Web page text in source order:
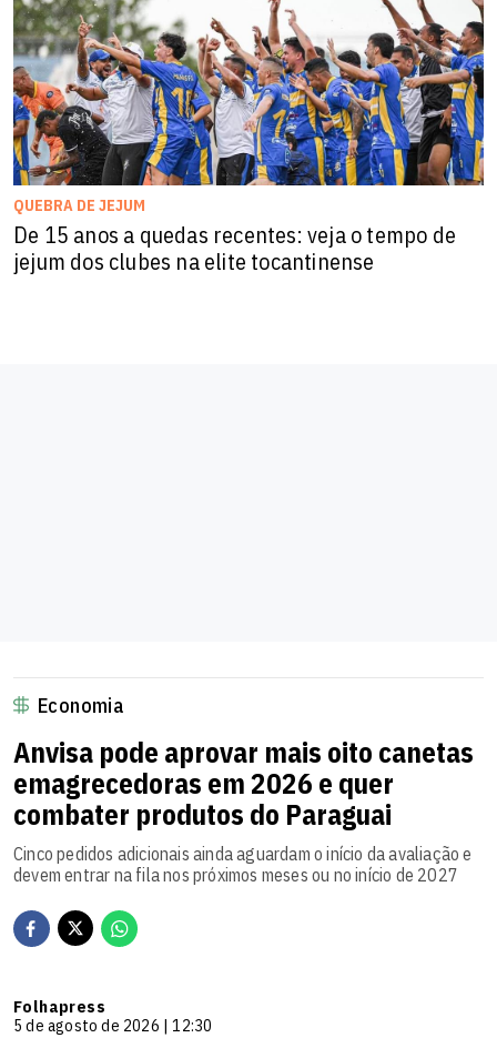
QUEBRA DE JEJUM
De 15 anos a quedas recentes: veja o tempo de
jejum dos clubes na elite tocantinense
Economia
Anvisa pode aprovar mais oito canetas
emagrecedoras em 2026 e quer
combater produtos do Paraguai
Cinco pedidos adicionais ainda aguardam o início da avaliação e
devem entrar na fila nos próximos meses ou no início de 2027
Folhapress
5 de agosto de 2026 | 12:30